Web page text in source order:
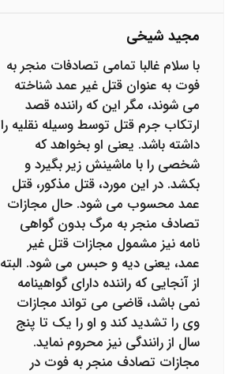
مجید شیخی
با سلام غالبا تمامی تصادفات منجر به
فوت به عنوان قتل غیر عمد شناخته
می شوند، مگر این که راننده قصد
ارتکاب جرم قتل توسط وسیله نقلیه را
داشته باشد. یعنی او بخواهد که
شخصی را با ماشینش زیر بگیرد و
بکشد. در این مورد، قتل مذکور، قتل
عمد محسوب می شود. حال مجازات
تصادف منجر به مرگ بدون گواهی
نامه نیز مشمول مجازات قتل غیر
عمد، یعنی دیه و حبس می شود. البته
از آنجایی که راننده دارای گواهینامه
نمی باشد، قاضی می تواند مجازات
وی را تشدید کند و او را یک تا پنج
سال از رانندگی نیز محروم نماید.
مجازات تصادف منجر به فوت در